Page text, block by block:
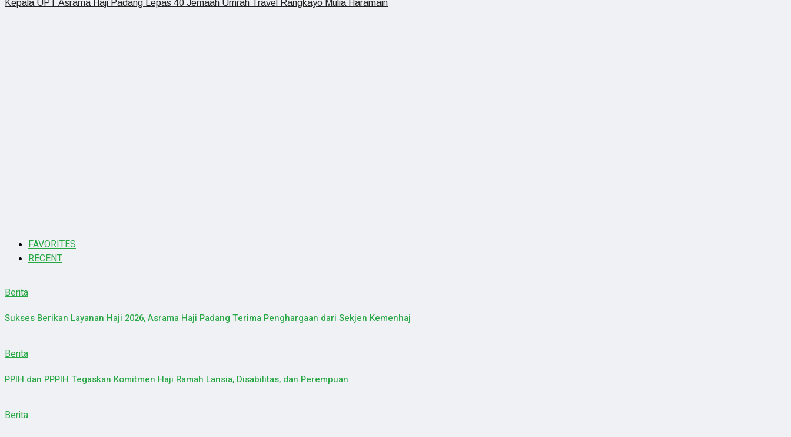
Kepala UPT Asrama Haji Padang Lepas 40 Jemaah Umrah Travel Rangkayo Mulia Haramain
FAVORITES
RECENT
Berita
Sukses Berikan Layanan Haji 2026, Asrama Haji Padang Terima Penghargaan dari Sekjen Kemenhaj
Berita
PPIH dan PPPIH Tegaskan Komitmen Haji Ramah Lansia, Disabilitas, dan Perempuan
Berita